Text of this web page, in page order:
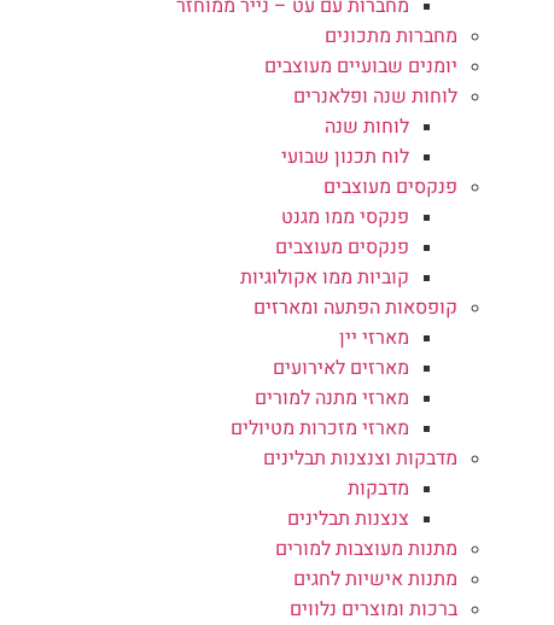
מחברות מתכונים
יומנים שבועיים מעוצבים
לוחות שנה ופלאנרים
לוחות שנה
לוח תכנון שבועי
פנקסים מעוצבים
פנקסי ממו מגנט
פנקסים מעוצבים
קוביות ממו אקולוגיות
קופסאות הפתעה ומארזים
מארזי יין
מארזים לאירועים
מארזי מתנה למורים
מארזי מזכרות מטיולים
מדבקות וצנצנות תבלינים
מדבקות
צנצנות תבלינים
מתנות מעוצבות למורים
מתנות אישיות לחגים
ברכות ומוצרים נלווים